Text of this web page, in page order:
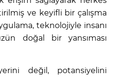
ve keyifli bir çalışma
teknolojiyle insanı
doğal bir yansıması
değil, potansiyelini